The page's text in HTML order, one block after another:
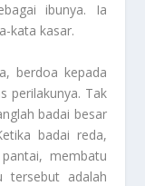
ibunya. Ia
kata kasar.
berdoa kepada
perilakunya. Tak
badai besar
badai reda,
membatu
tersebut adalah